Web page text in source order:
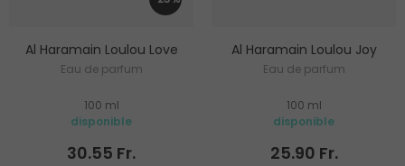
Al Haramain Loulou Love
Eau de parfum
100 ml
disponible
30.55 Fr.
Al Haramain Loulou Joy
Eau de parfum
100 ml
disponible
25.90 Fr.